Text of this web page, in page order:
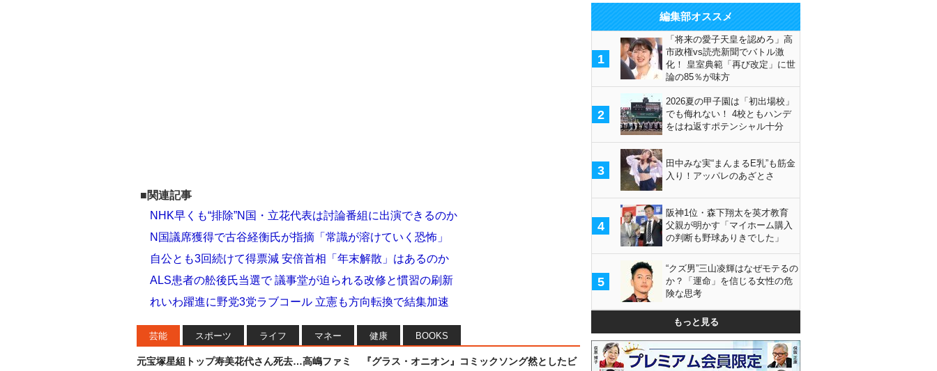
■関連記事
NHK早くも“排除”N国・立花代表は討論番組に出演できるのか
N国議席獲得で古谷経衡氏が指摘「常識が溶けていく恐怖」
自公とも3回続けて得票減 安倍首相「年末解散」はあるのか
ALS患者の舩後氏当選で 議事堂が迫られる改修と慣習の刷新
れいわ躍進に野党3党ラブコール 立憲も方向転換で結集加速
芸能 スポーツ ライフ マネー 健康 BOOKS
元宝塚星組トップ寿美花代さん死去…高嶋ファミ
『グラス・オニオン』コミックソング然としたビ
編集部オススメ
1
「将来の愛子天皇を認めろ」高
市政権vs読売新聞でバトル激
化！ 皇室典範「再び改定」に世
論の85％が味方
2
2026夏の甲子園は「初出場校」
でも侮れない！ 4校ともハンデ
をはね返すポテンシャル十分
3
田中みな実“まんまるE乳”も筋金
入り！アッパレのあざとさ
4
阪神1位・森下翔太を英才教育
父親が明かす「マイホーム購入
の判断も野球ありきでした」
5
“クズ男”三山凌輝はなぜモテるの
か？「運命」を信じる女性の危
険な思考
もっと見る